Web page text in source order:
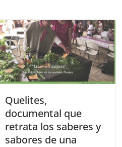
Quelites,
documental que
retrata los saberes y
sabores de una